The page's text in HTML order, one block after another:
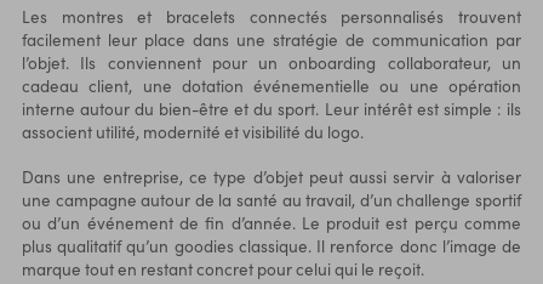
Les montres et bracelets connectés personnalisés trouvent
facilement leur place dans une stratégie de communication par
l’objet. Ils conviennent pour un onboarding collaborateur, un
cadeau client, une dotation événementielle ou une opération
interne autour du bien-être et du sport. Leur intérêt est simple : ils
associent utilité, modernité et visibilité du logo.
Dans une entreprise, ce type d’objet peut aussi servir à valoriser
une campagne autour de la santé au travail, d’un challenge sportif
ou d’un événement de fin d’année. Le produit est perçu comme
plus qualitatif qu’un goodies classique. Il renforce donc l’image de
marque tout en restant concret pour celui qui le reçoit.